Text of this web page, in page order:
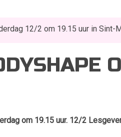
12/2 om 19.15 uur in Sint-
om 19.15 uur. 12/2